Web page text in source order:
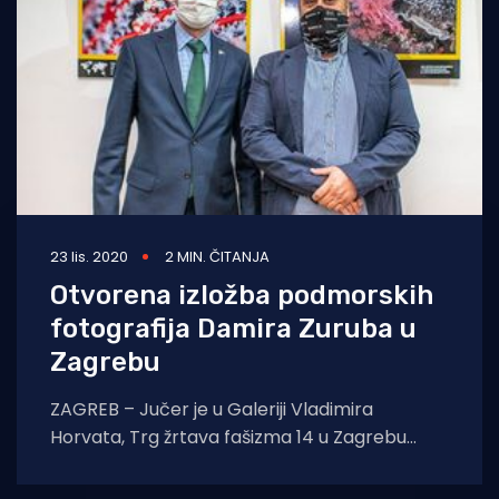
23 lis. 2020 2 MIN. ČITANJA
Otvorena izložba podmorskih
fotografija Damira Zuruba u
Zagrebu
ZAGREB – Jučer je u Galeriji Vladimira
Horvata, Trg žrtava fašizma 14 u Zagrebu
fotografija Damira